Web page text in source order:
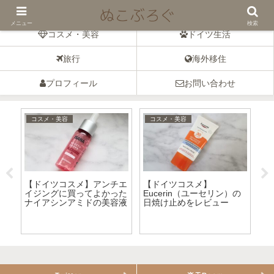
ドイツの暮らしとコスメのブログ
コスメ・美容 ドイツ生活
旅行 海外移住
プロフィール お問い合わせ
コスメ・美容
【ドイツコスメ】アンチエ
イジングに買ってよかった
ナイアシンアミドの美容液
コスメ・美容
【ドイツコスメ】
Eucerin（ユーセリン）の
日焼け止めをレビュー
メニュー 検索